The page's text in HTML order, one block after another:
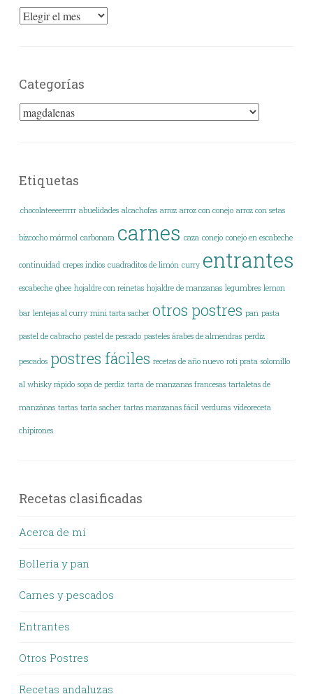
Archivos
Categorías
Categorías
Etiquetas
.chocolateeeerrrrr abuelidades alcachofas arroz arroz con conejo arroz con setas
bizcocho mármol carbonara carnes caza conejo conejo en escabeche
continuidad crepes indios cuadraditos de limón curry entrantes
escabeche ghee hojaldre con reinetas hojaldre de manzanas legumbres lemon
bar lentejas al curry mini tarta sacher otros postres pan pasta
pastel de cabracho pastel de pescado pasteles árabes de almendras perdiz
pescados postres fáciles recetas de año nuevo roti prata solomillo
al whisky rápido sopa de perdiz tarta de manzanas francesas tartaletas de
manzánas tartas tarta sacher tartas manzanas fácil verduras vídeoreceta
chipirones
Recetas clasificadas
Acerca de mí
Bollería y pan
Carnes y pescados
Entrantes
Otros Postres
Recetas andaluzas